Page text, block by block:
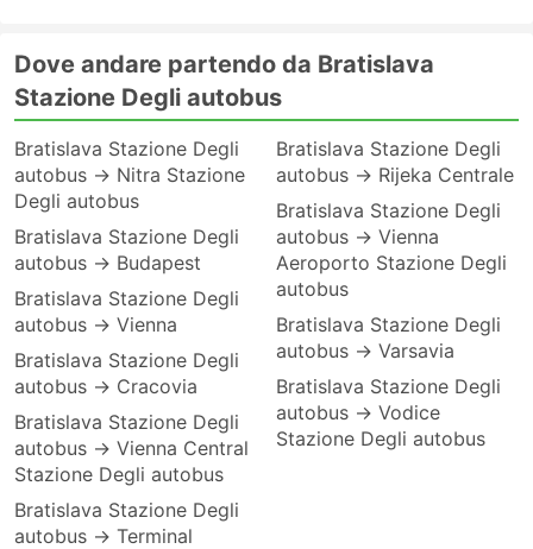
Dove andare partendo da Bratislava
Stazione Degli autobus
Bratislava Stazione Degli
autobus → Nitra Stazione
Degli autobus
Bratislava Stazione Degli
autobus → Budapest
Bratislava Stazione Degli
autobus → Vienna
Bratislava Stazione Degli
autobus → Cracovia
Bratislava Stazione Degli
autobus → Vienna Central
Stazione Degli autobus
Bratislava Stazione Degli
autobus → Terminal
Bratislava Stazione Degli
autobus → Rijeka Centrale
Bratislava Stazione Degli
autobus → Vienna
Aeroporto Stazione Degli
autobus
Bratislava Stazione Degli
autobus → Varsavia
Bratislava Stazione Degli
autobus → Vodice
Stazione Degli autobus